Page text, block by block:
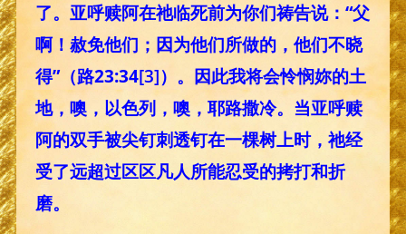
了。亚呼赎阿在祂临死前为你们祷告说：“父
啊！赦免他们；因为他们所做的，他们不晓
得”（路23:34[3]）。因此我将会怜悯妳的土
地，噢，以色列，噢，耶路撒冷。当亚呼赎
阿的双手被尖钉刺透钉在一棵树上时，祂经
受了远超过区区凡人所能忍受的拷打和折
磨。